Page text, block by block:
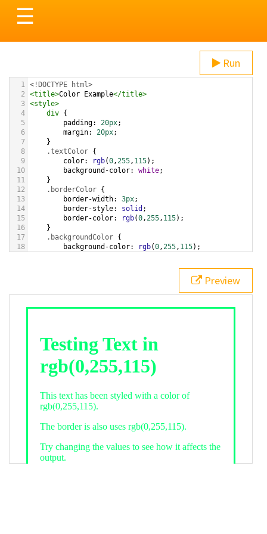
Toggle
navigation
☰
Run
1 <!DOCTYPE html>
2
<title>Color Example</title>
3 <style>
4
div {
5
padding: 20px;
6
margin: 20px;
7
}
8
.textColor {
9
color: rgb(0,255, 115);
10
background-color: white;
11
}
12
.borderColor {
13
border-width: 3px;
14
border-style: solid ;
15
border-color: rgb(0,255, 115);
16
}
17
.backgroundColor {
18
background-color: rgb(0,255, 115);
bottom ,
white, rgb(0,255,115));
div class="textColor borderColor"
< h1>Testing Text in rgb(0,255,115)
Preview